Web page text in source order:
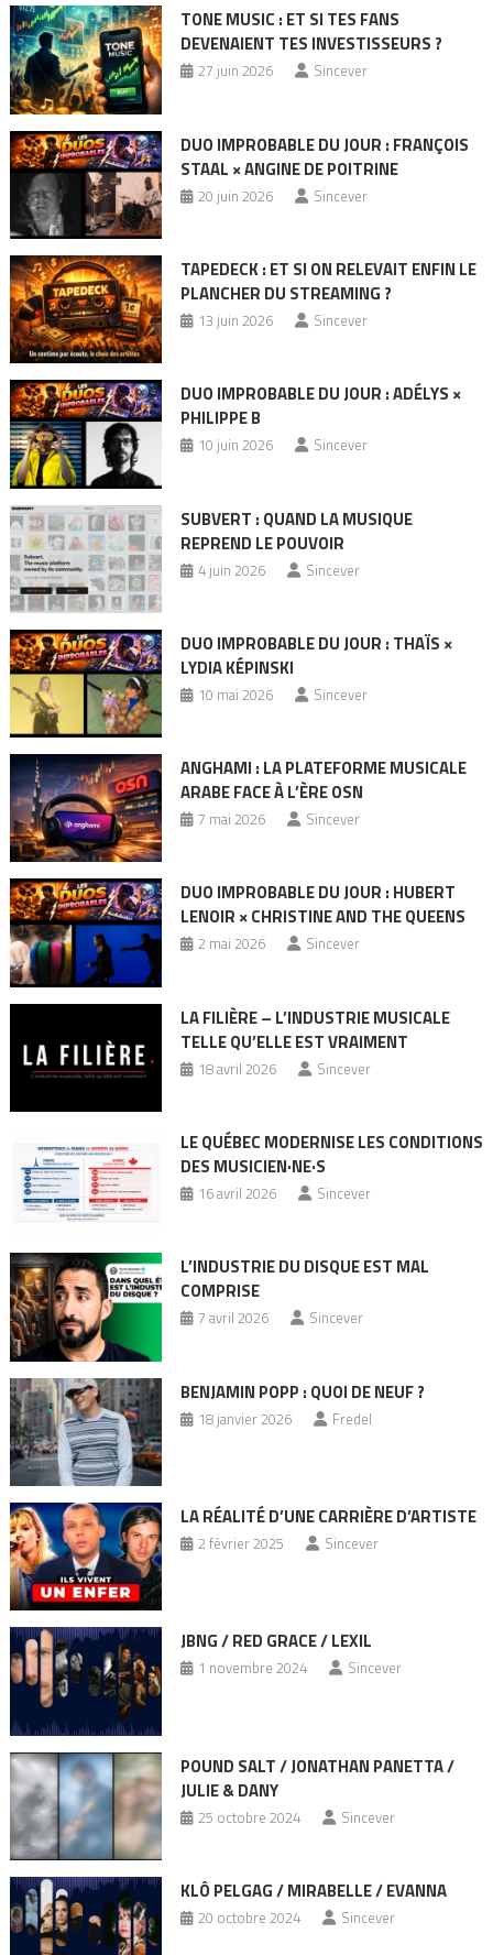
TONE MUSIC : ET SI TES FANS
DEVENAIENT TES INVESTISSEURS ?
27 juin 2026 Sincever
DUO IMPROBABLE DU JOUR : FRANÇOIS
STAAL × ANGINE DE POITRINE
20 juin 2026 Sincever
TAPEDECK : ET SI ON RELEVAIT ENFIN LE
PLANCHER DU STREAMING ?
13 juin 2026 Sincever
DUO IMPROBABLE DU JOUR : ADÉLYS ×
PHILIPPE B
10 juin 2026 Sincever
SUBVERT : QUAND LA MUSIQUE
REPREND LE POUVOIR
4 juin 2026 Sincever
DUO IMPROBABLE DU JOUR : THAÏS ×
LYDIA KÉPINSKI
10 mai 2026 Sincever
ANGHAMI : LA PLATEFORME MUSICALE
ARABE FACE À L’ÈRE OSN
7 mai 2026 Sincever
DUO IMPROBABLE DU JOUR : HUBERT
LENOIR × CHRISTINE AND THE QUEENS
2 mai 2026 Sincever
LA FILIÈRE – L’INDUSTRIE MUSICALE
TELLE QU’ELLE EST VRAIMENT
18 avril 2026 Sincever
LE QUÉBEC MODERNISE LES CONDITIONS
DES MUSICIEN·NE·S
16 avril 2026 Sincever
L’INDUSTRIE DU DISQUE EST MAL
COMPRISE
7 avril 2026 Sincever
BENJAMIN POPP : QUOI DE NEUF ?
18 janvier 2026 Fredel
LA RÉALITÉ D’UNE CARRIÈRE D’ARTISTE
2 février 2025 Sincever
JBNG / RED GRACE / LEXIL
1 novembre 2024 Sincever
POUND SALT / JONATHAN PANETTA /
JULIE & DANY
25 octobre 2024 Sincever
KLÔ PELGAG / MIRABELLE / EVANNA
20 octobre 2024 Sincever